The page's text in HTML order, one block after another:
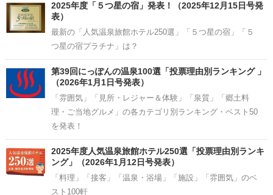
2025年度「５つ星の宿」発表！（2025年12月15日号発
表）
最新の「人気温泉旅館ホテル250選」「５つ星の宿」「５
つ星の宿プラチナ」は？
第39回にっぽんの温泉100選「投票理由別ランキング 」
（2026年1月1日号発表）
「雰囲気」「見所・レジャー＆体験」「泉質」「郷土料
理・ご当地グルメ」の各カテゴリ別ランキング・ベスト50
を発表！
2025年度人気温泉旅館ホテル250選「投票理由別ランキ
ング」（2026年1月12日号発表）
「料理」「接客」「温泉・浴場」「施設」「雰囲気」のベ
スト100軒